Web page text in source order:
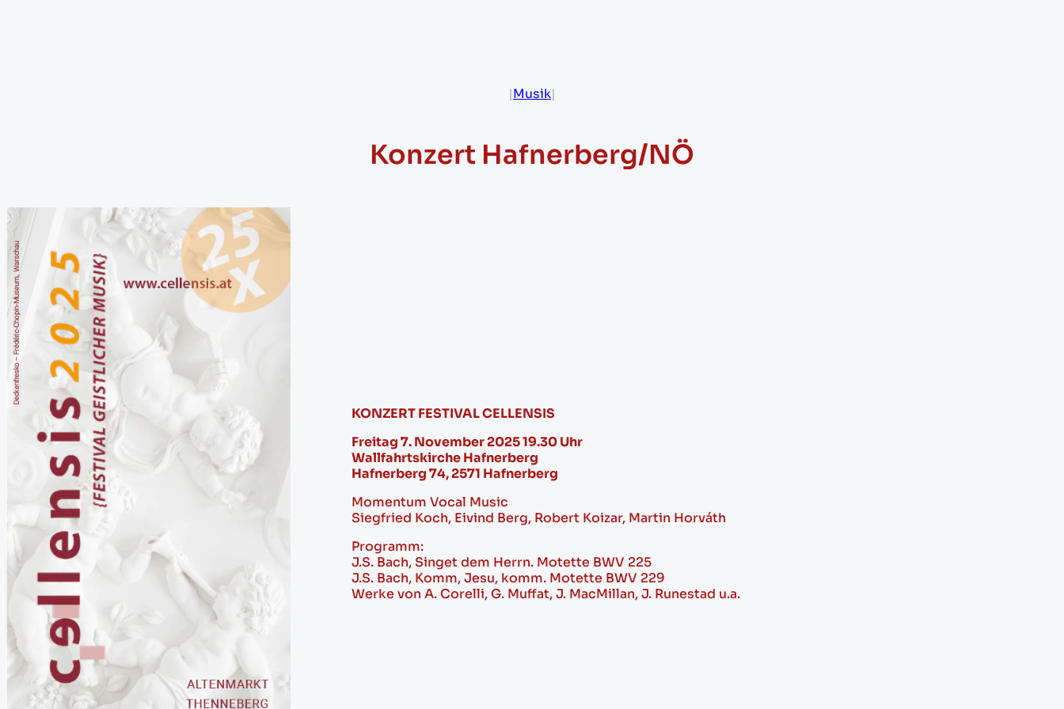
|Musik|
Konzert Hafnerberg/NÖ
KONZERT FESTIVAL CELLENSIS
Freitag 7. November 2025 19.30 Uhr
Wallfahrtskirche Hafnerberg
Hafnerberg 74, 2571 Hafnerberg
Momentum Vocal Music
Siegfried Koch, Eivind Berg, Robert Koizar, Martin Horváth
Programm:
J.S. Bach, Singet dem Herrn. Motette BWV 225
J.S. Bach, Komm, Jesu, komm. Motette BWV 229
Werke von A. Corelli, G. Muffat, J. MacMillan, J. Runestad u.a.